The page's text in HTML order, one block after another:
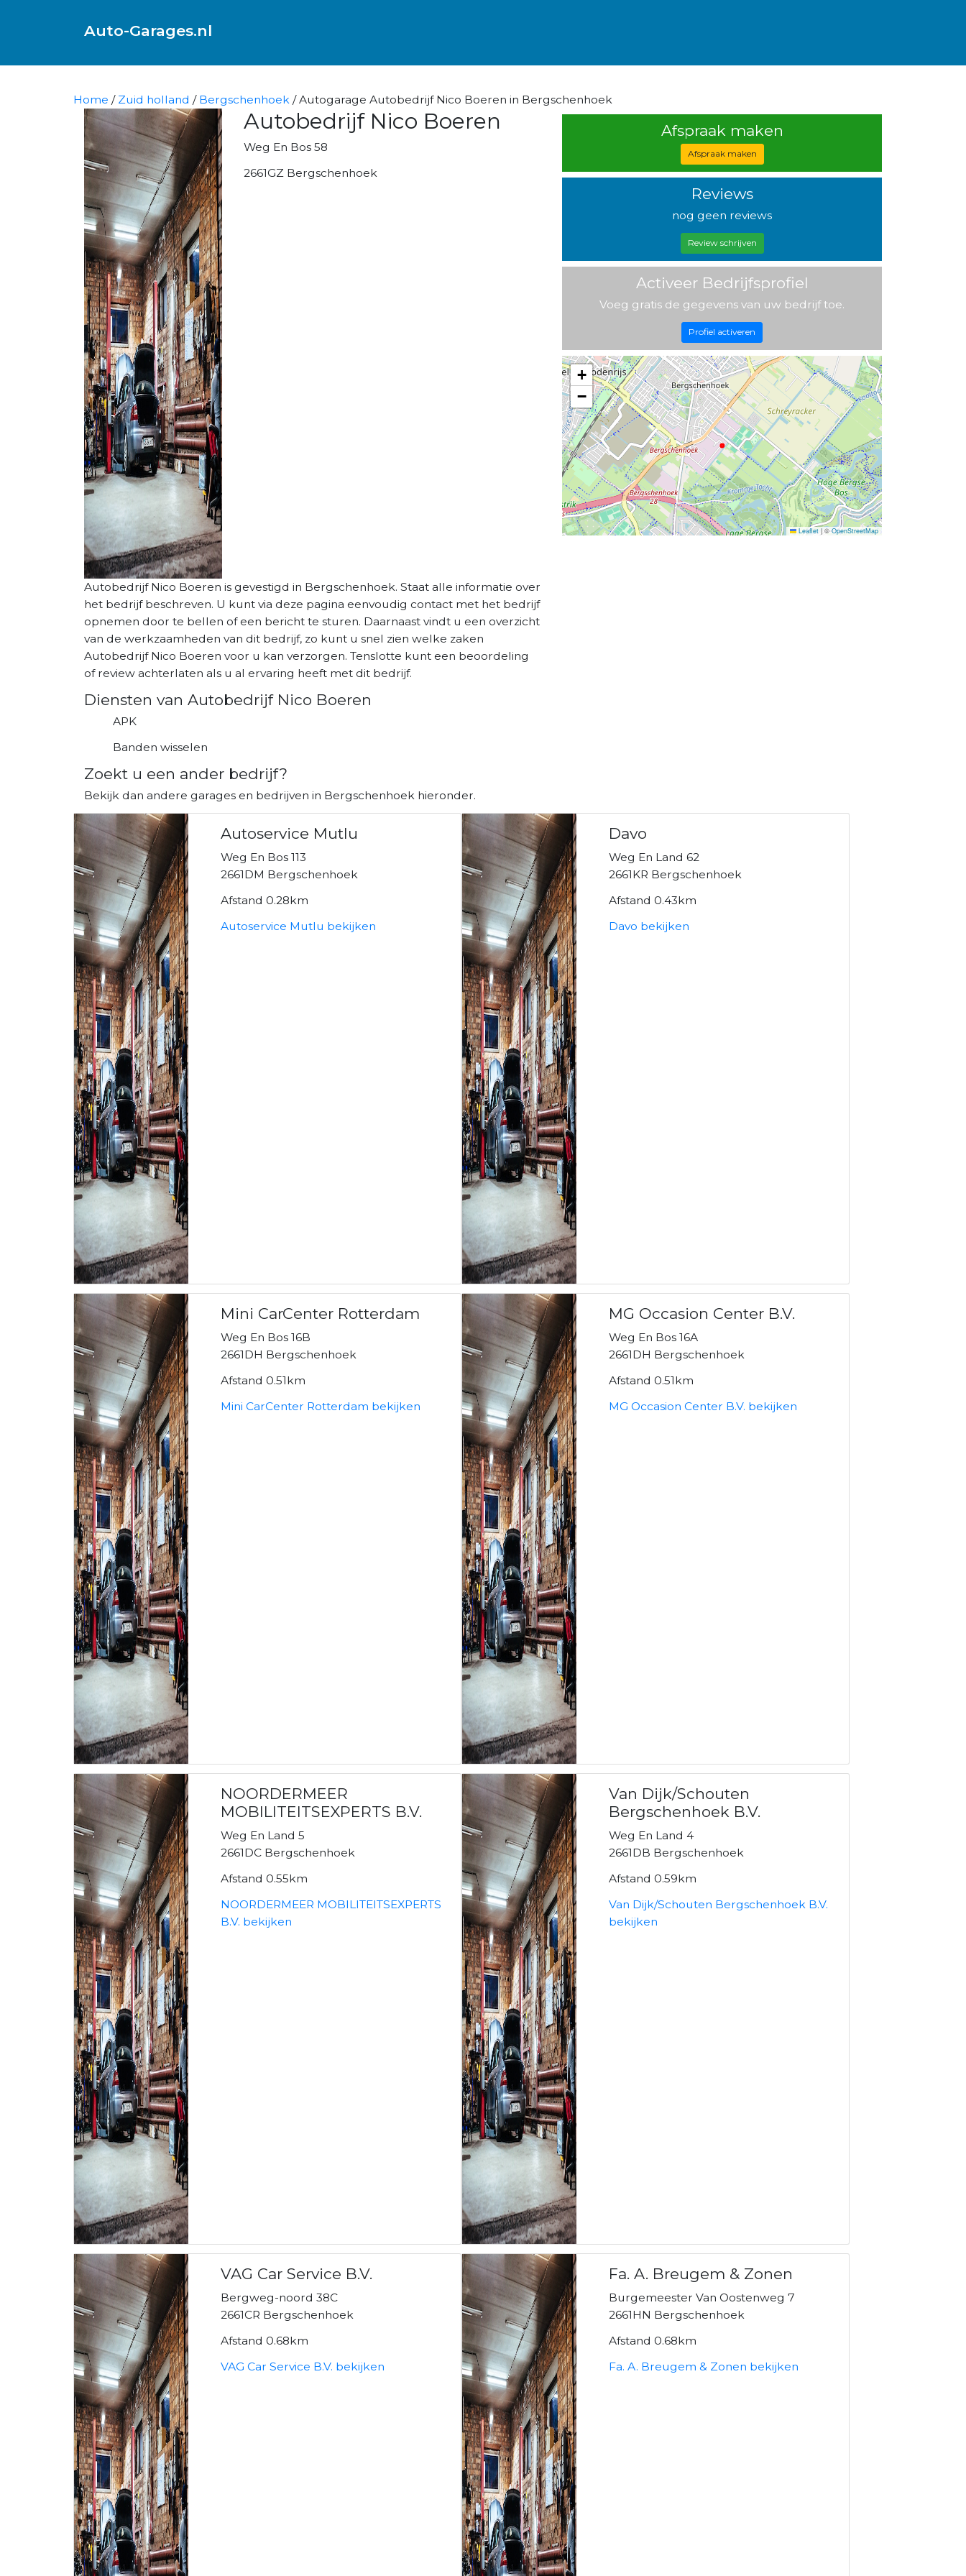
Auto-Garages.nl
Home / Zuid holland / Bergschenhoek / Autogarage Autobedrijf Nico Boeren in Bergschenhoek
Autobedrijf Nico Boeren
Weg En Bos 58
2661GZ Bergschenhoek
Autobedrijf Nico Boeren is gevestigd in Bergschenhoek. Staat alle informatie over
het bedrijf beschreven. U kunt via deze pagina eenvoudig contact met het bedrijf
opnemen door te bellen of een bericht te sturen. Daarnaast vindt u een overzicht
van de werkzaamheden van dit bedrijf, zo kunt u snel zien welke zaken
Autobedrijf Nico Boeren voor u kan verzorgen. Tenslotte kunt een beoordeling
of review achterlaten als u al ervaring heeft met dit bedrijf.
Diensten van Autobedrijf Nico Boeren
APK
Banden wisselen
Afspraak maken
Afspraak maken
Reviews
nog geen reviews
Review schrijven
Activeer Bedrijfsprofiel
Voeg gratis de gegevens van uw bedrijf toe.
Profiel activeren
+
−
Leaflet | © OpenStreetMap
Zoekt u een ander bedrijf?
Bekijk dan andere garages en bedrijven in Bergschenhoek hieronder.
Autoservice Mutlu
Weg En Bos 113
2661DM Bergschenhoek
Afstand 0.28km
Autoservice Mutlu bekijken
Davo
Weg En Land 62
2661KR Bergschenhoek
Afstand 0.43km
Davo bekijken
Mini CarCenter Rotterdam
Weg En Bos 16B
2661DH Bergschenhoek
Afstand 0.51km
Mini CarCenter Rotterdam bekijken
MG Occasion Center B.V.
Weg En Bos 16A
2661DH Bergschenhoek
Afstand 0.51km
MG Occasion Center B.V. bekijken
NOORDERMEER
MOBILITEITSEXPERTS B.V.
Weg En Land 5
2661DC Bergschenhoek
Afstand 0.55km
NOORDERMEER MOBILITEITSEXPERTS
B.V. bekijken
Van Dijk/Schouten
Bergschenhoek B.V.
Weg En Land 4
2661DB Bergschenhoek
Afstand 0.59km
Van Dijk/Schouten Bergschenhoek B.V.
bekijken
VAG Car Service B.V.
Bergweg-noord 38C
2661CR Bergschenhoek
Afstand 0.68km
VAG Car Service B.V. bekijken
Fa. A. Breugem & Zonen
Burgemeester Van Oostenweg 7
2661HN Bergschenhoek
Afstand 0.68km
Fa. A. Breugem & Zonen bekijken